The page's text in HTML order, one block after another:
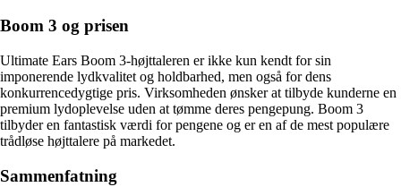
Boom 3 og prisen
Ultimate Ears Boom 3-højttaleren er ikke kun kendt for sin
imponerende lydkvalitet og holdbarhed, men også for dens
konkurrencedygtige pris. Virksomheden ønsker at tilbyde kunderne en
premium lydoplevelse uden at tømme deres pengepung. Boom 3
tilbyder en fantastisk værdi for pengene og er en af de mest populære
trådløse højttalere på markedet.
Sammenfatning